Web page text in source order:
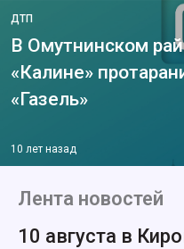
ДТП
В Омутнинском
«Калине»
«Газель»
10 лет назад
Лента новостей
10 августа в